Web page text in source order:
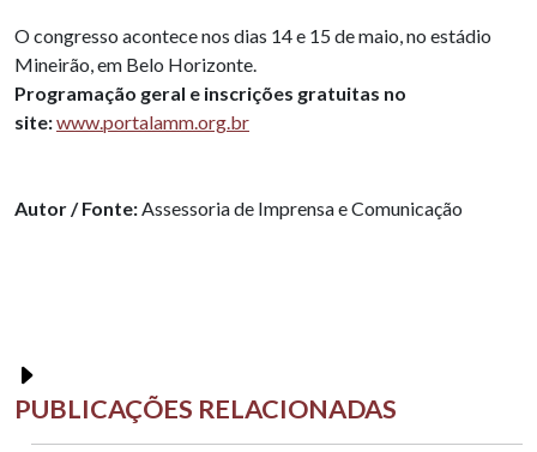
O congresso acontece nos dias 14 e 15 de maio, no estádio
Mineirão, em Belo Horizonte.
Programação geral e inscrições gratuitas no
site:www.portalamm.org.br
Autor / Fonte: Assessoria de Imprensa e Comunicação
PUBLICAÇÕES RELACIONADAS